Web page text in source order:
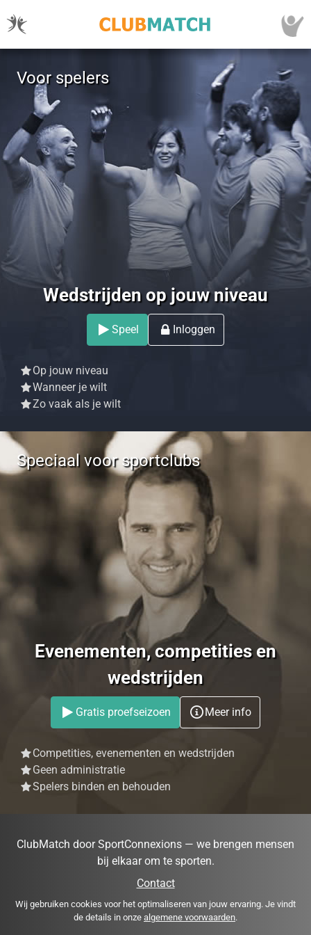
Wedstrijden op jouw niveau
Speel Inloggen
Op jouw niveau
Wanneer je wilt
Zo vaak als je wilt
Voor spelers
Evenementen, competities en
wedstrijden
Gratis proefseizoen Meer info
Competities, evenementen en wedstrijden
Geen administratie
Spelers binden en behouden
Speciaal voor sportclubs
ClubMatch door SportConnexions — we brengen mensen
bij elkaar om te sporten.
Contact
Wij gebruiken cookies voor het optimaliseren van jouw ervaring. Je vindt
de details in onze algemene voorwaarden.